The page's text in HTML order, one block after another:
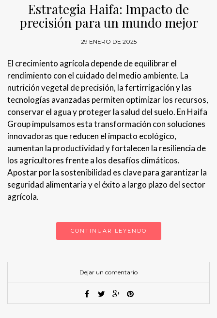
Estrategia Haifa: Impacto de
precisión para un mundo mejor
29 ENERO DE 2025
El crecimiento agrícola depende de equilibrar el
rendimiento con el cuidado del medio ambiente. La
nutrición vegetal de precisión, la fertirrigación y las
tecnologías avanzadas permiten optimizar los recursos,
conservar el agua y proteger la salud del suelo. En Haifa
Group impulsamos esta transformación con soluciones
innovadoras que reducen el impacto ecológico,
aumentan la productividad y fortalecen la resiliencia de
los agricultores frente a los desafíos climáticos.
Apostar por la sostenibilidad es clave para garantizar la
seguridad alimentaria y el éxito a largo plazo del sector
agrícola.
CONTINUAR LEYENDO
Dejar un comentario